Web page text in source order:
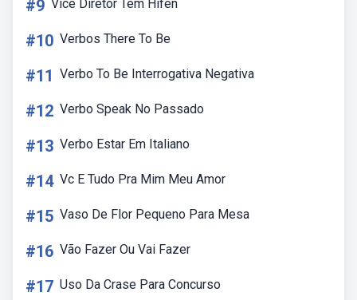
#9 Vice Diretor Tem Hífen
#10 Verbos There To Be
#11 Verbo To Be Interrogativa Negativa
#12 Verbo Speak No Passado
#13 Verbo Estar Em Italiano
#14 Vc E Tudo Pra Mim Meu Amor
#15 Vaso De Flor Pequeno Para Mesa
#16 Vão Fazer Ou Vai Fazer
#17 Uso Da Crase Para Concurso